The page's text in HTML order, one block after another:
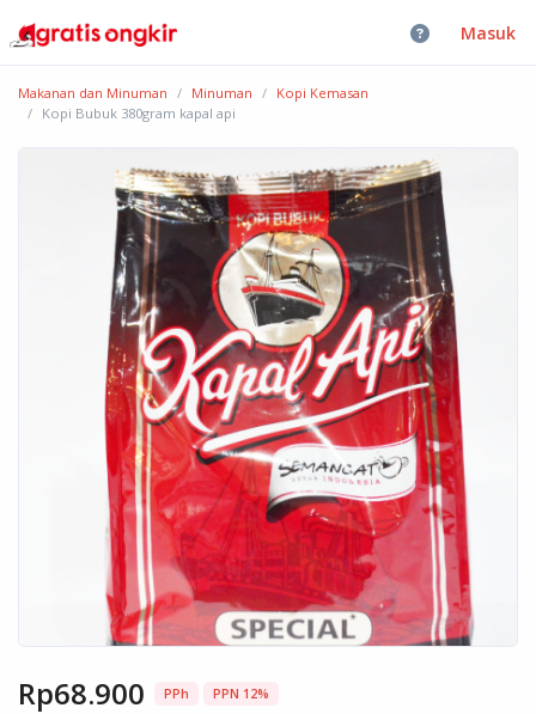
Masuk
Makanan dan Minuman Minuman
Kopi Kemasan
Kopi Bubuk 380gram kapal api
Rp68.900 PPh PPN 12%